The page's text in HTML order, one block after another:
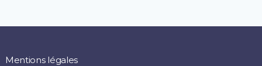
Mentions légales